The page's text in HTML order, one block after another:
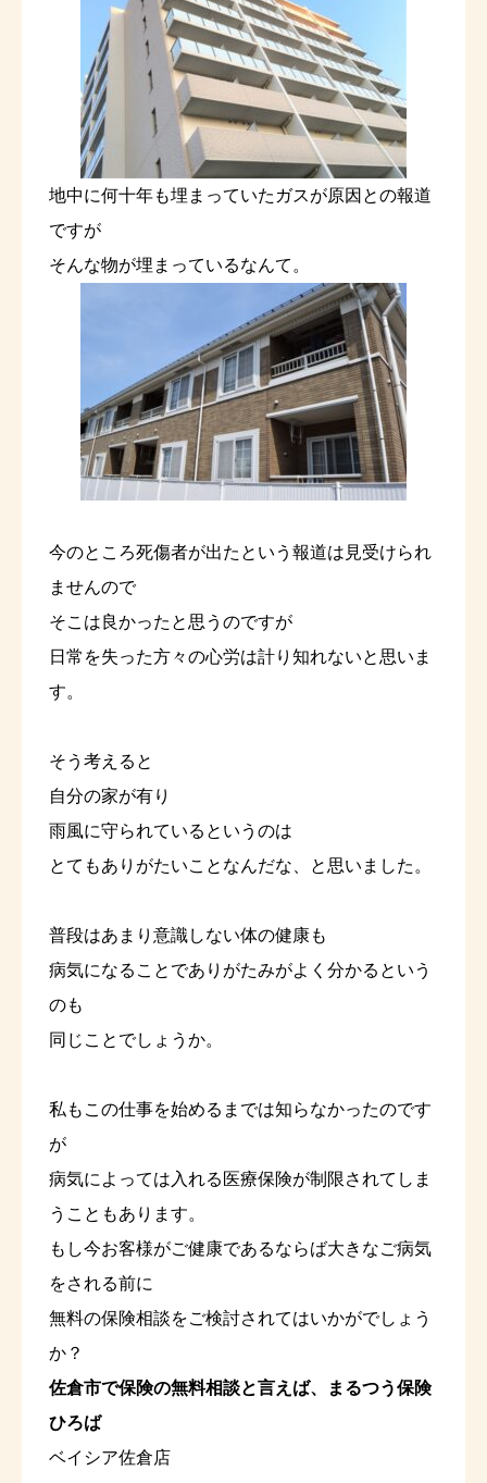
地中に何十年も埋まっていたガスが原因との報道
ですが
そんな物が埋まっているなんて。
今のところ死傷者が出たという報道は見受けられ
ませんので
そこは良かったと思うのですが
日常を失った方々の心労は計り知れないと思いま
す。
そう考えると
自分の家が有り
雨風に守られているというのは
とてもありがたいことなんだな、と思いました。
普段はあまり意識しない体の健康も
病気になることでありがたみがよく分かるという
のも
同じことでしょうか。
私もこの仕事を始めるまでは知らなかったのです
が
病気によっては入れる医療保険が制限されてしま
うこともあります。
もし今お客様がご健康であるならば大きなご病気
をされる前に
無料の保険相談をご検討されてはいかがでしょう
か？
佐倉市で保険の無料相談と言えば、まるつう保険
ひろば
ベイシア佐倉店